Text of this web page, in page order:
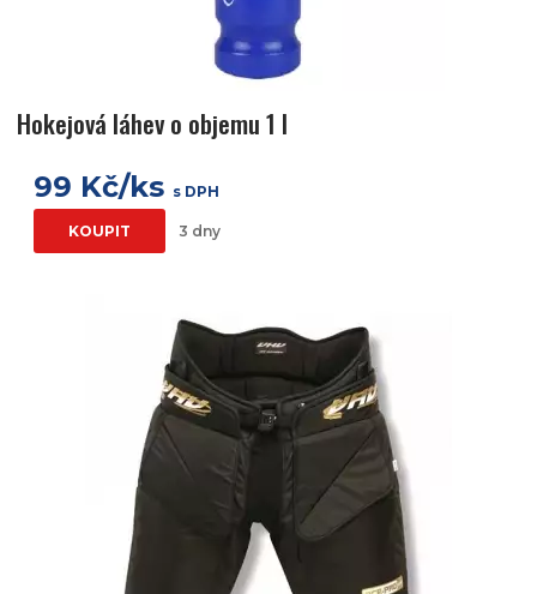
Hokejová láhev o objemu 1 l
99 Kč/ks s DPH
KOUPIT 3 dny